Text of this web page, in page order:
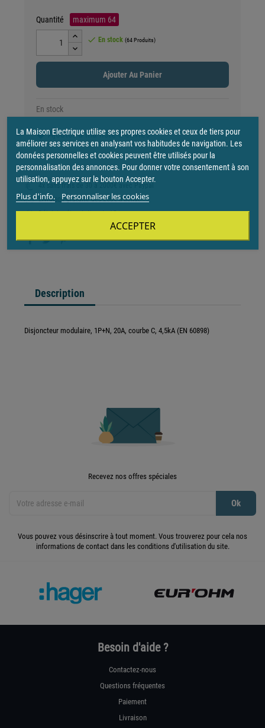
Quantité maximum 64
 En stock (64 Produits)
Ajouter Au Panier
En stock
favoriteAjouter à ma liste d'envies
4x sans frais de 30 à 2000€ avec Paypal
Livraison gratuite dès 250€ d'achat
Délai de rétractation de 15 jours
Description
Disjoncteur modulaire, 1P+N, 20A, courbe C, 4,5kA (EN 60898)
Recevez nos offres spéciales
Vous pouvez vous désinscrire à tout moment. Vous trouverez pour cela nos
informations de contact dans les conditions d'utilisation du site.
Besoin d'aide ?
Contactez-nous
Questions fréquentes
Paiement
Livraison
La Maison Electrique utilise ses propres cookies et ceux de tiers pour
améliorer ses services en analysant vos habitudes de navigation. Les
données personnelles et cookies peuvent être utilisés pour la
personnalisation des annonces. Pour donner votre consentement à son
utilisation, appuyez sur le bouton Accepter.
Plus d'info. Personnaliser les cookies
ACCEPTER